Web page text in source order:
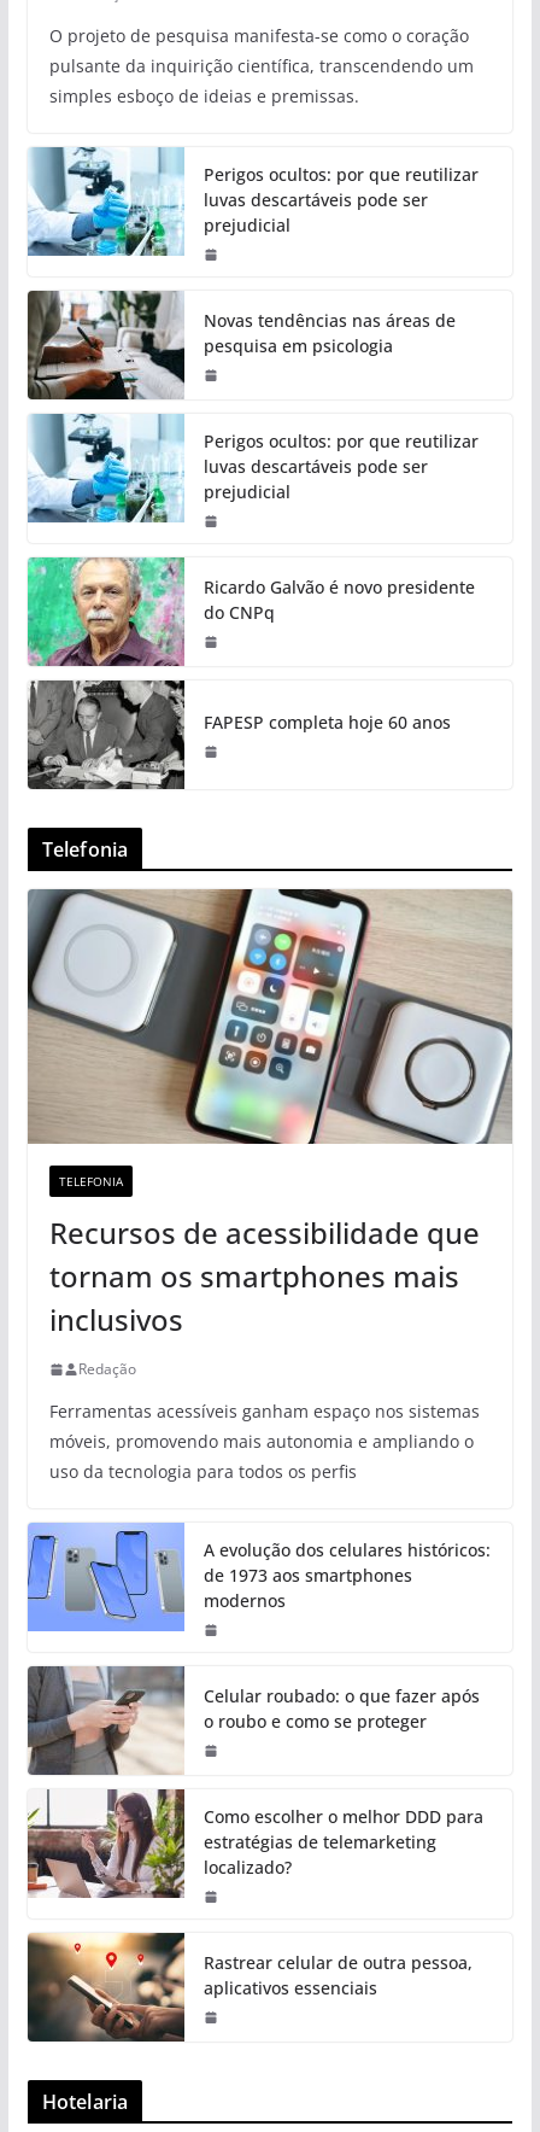
O projeto de pesquisa manifesta-se como o coração
pulsante da inquirição científica, transcendendo um
simples esboço de ideias e premissas.
Perigos ocultos: por que reutilizar
luvas descartáveis pode ser
prejudicial
Novas tendências nas áreas de
pesquisa em psicologia
Perigos ocultos: por que reutilizar
luvas descartáveis pode ser
prejudicial
Ricardo Galvão é novo presidente
do CNPq
FAPESP completa hoje 60 anos
Telefonia
TELEFONIA
Recursos de acessibilidade que
tornam os smartphones mais
inclusivos
Redação
Ferramentas acessíveis ganham espaço nos sistemas
móveis, promovendo mais autonomia e ampliando o
uso da tecnologia para todos os perfis
A evolução dos celulares históricos:
de 1973 aos smartphones
modernos
Celular roubado: o que fazer após
o roubo e como se proteger
Como escolher o melhor DDD para
estratégias de telemarketing
localizado?
Rastrear celular de outra pessoa,
aplicativos essenciais
Hotelaria